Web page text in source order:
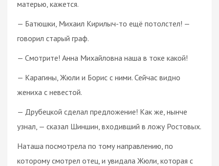
матерью, кажется.
— Батюшки, Михаил Кирилыч-то ещё потолстел! —
говорил старый граф.
— Смотрите! Анна Михайловна наша в токе какой!
— Карагины, Жюли и Борис с ними. Сейчас видно
жениха с невестой.
— Друбецкой сделал предложение! Как же, нынче
узнал, — сказал Шиншин, входивший в ложу Ростовых.
Наташа посмотрела по тому направлению, по
которому смотрел отец, и увидала Жюли, которая с